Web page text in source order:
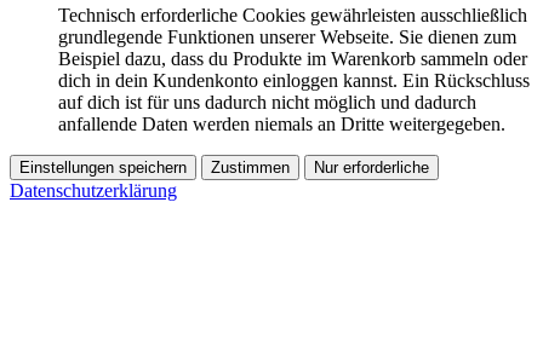
Technisch erforderliche Cookies gewährleisten ausschließlich
grundlegende Funktionen unserer Webseite. Sie dienen zum
Beispiel dazu, dass du Produkte im Warenkorb sammeln oder
dich in dein Kundenkonto einloggen kannst. Ein Rückschluss
auf dich ist für uns dadurch nicht möglich und dadurch
anfallende Daten werden niemals an Dritte weitergegeben.
Einstellungen speichern Zustimmen Nur erforderliche
Datenschutzerklärung